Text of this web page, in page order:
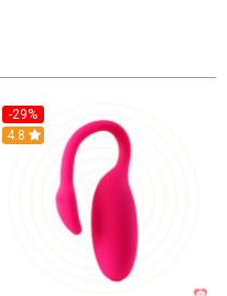
-29%
Hot
4.8